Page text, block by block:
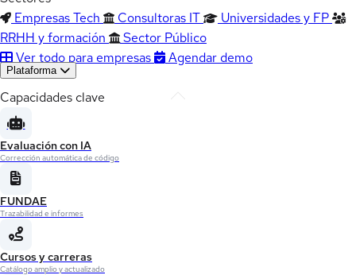
Empresas Tech
Consultoras IT
Universidades y FP
RRHH y formación
Sector Público
Ver todo para empresas
Agendar demo
Plataforma
Capacidades clave
Evaluación con IA
Corrección automática de código
FUNDAE
Trazabilidad e informes
Cursos y carreras
Catálogo amplio y actualizado